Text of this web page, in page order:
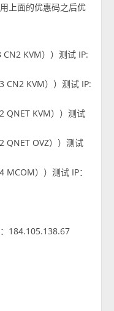
上面的优惠码之后优
CN2 KVM））测试 IP:
CN2 KVM））测试 IP:
QNET KVM））测试
QNET OVZ））测试
MCOM））测试 IP：
184.105.138.67